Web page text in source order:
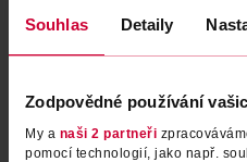
Souhlas Detaily
Zodpovědné používání
My a naši 2 partneři
pomocí technologií, jako např.